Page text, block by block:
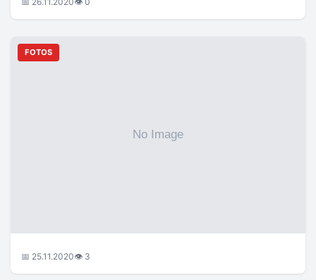
FOTOS
📅 25.11.2020👁 3